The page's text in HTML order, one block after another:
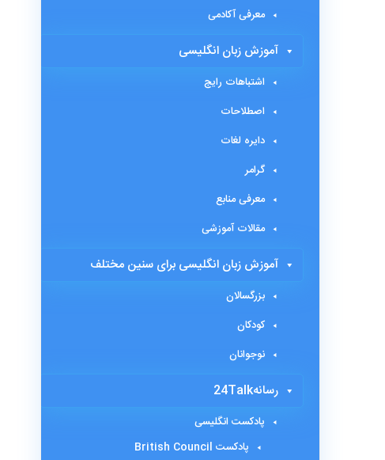
معرفی آکادمی
آموزش زبان انگلیسی
اشتباهات رایج
اصطلاحات
دایره لغات
گرامر
معرفی منابع
مقالات آموزشی
آموزش زبان انگلیسی برای سنین مختلف
بزرگسالان
کودکان
نوجوانان
رسانه24Talk
پادکست انگلیسی
پادکست British Council